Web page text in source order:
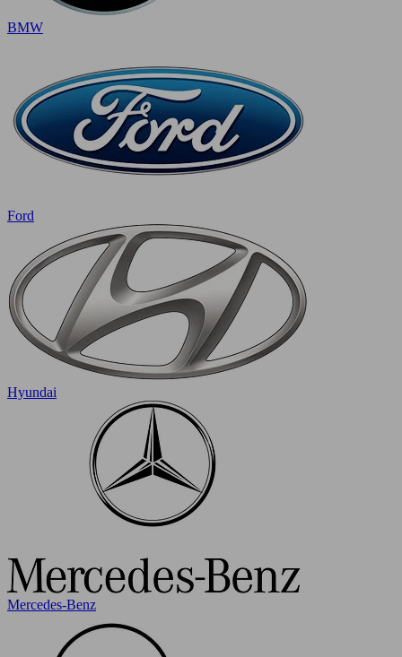
BMW
Ford
Hyundai
Mercedes-Benz